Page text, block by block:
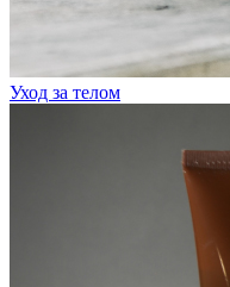
Уход за телом